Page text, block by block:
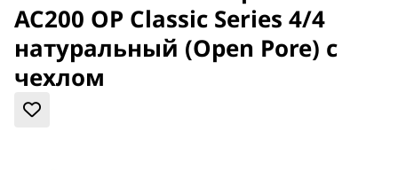
AC200 OP Classic Series 4/4
натуральный (Open Pore) с
чехлом